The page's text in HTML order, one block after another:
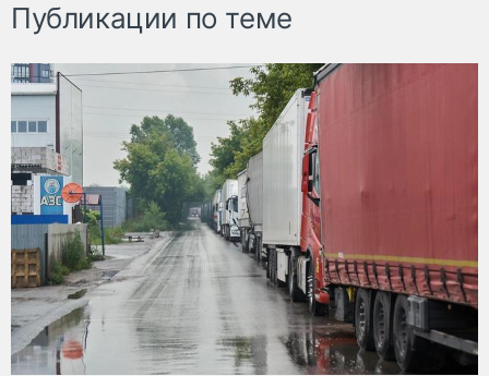
Публикации по теме